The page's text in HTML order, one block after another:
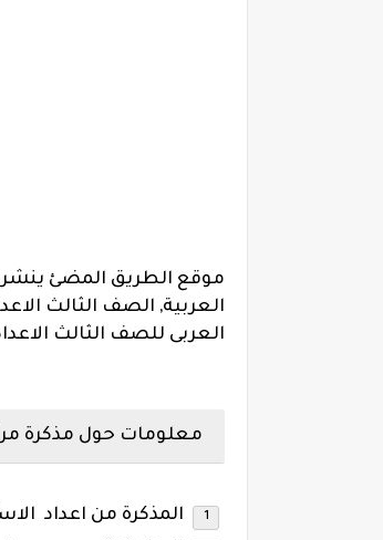
العربية, الصف الثالث
العربى للصف الثالث
معلومات حول مذكرة
المذكرة من اعداد